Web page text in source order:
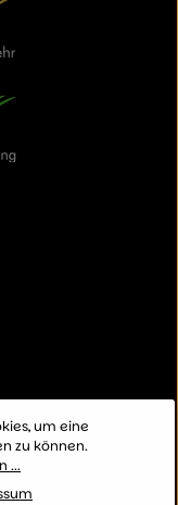
um eine
zu können.
...